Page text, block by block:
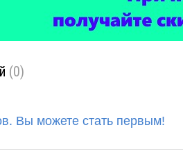
(0)
Вы можете стать первым!